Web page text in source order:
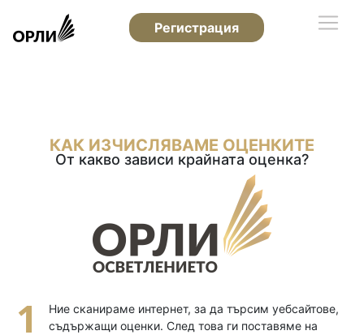
Регистрация
КАК ИЗЧИСЛЯВАМЕ ОЦЕНКИТЕ
От какво зависи крайната оценка?
Ние сканираме интернет, за да търсим уебсайтове,
съдържащи оценки. След това ги поставяме на